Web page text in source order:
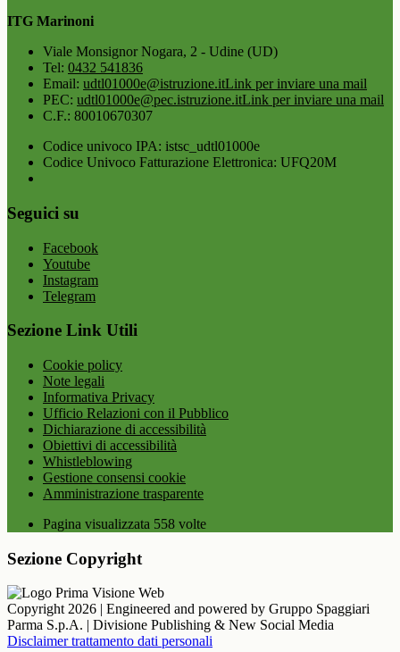
ITG Marinoni
Viale Monsignor Nogara, 2 - Udine (UD)
Tel: 0432 541836
Email: udtl01000e@istruzione.itLink per inviare una mail
PEC: udtl01000e@pec.istruzione.itLink per inviare una mail
C.F.: 80010670307
Codice univoco IPA: istsc_udtl01000e
Codice Univoco Fatturazione Elettronica: UFQ20M
Seguici su
Facebook
Youtube
Instagram
Telegram
Sezione Link Utili
Cookie policy
Note legali
Informativa Privacy
Ufficio Relazioni con il Pubblico
Dichiarazione di accessibilità
Obiettivi di accessibilità
Whistleblowing
Gestione consensi cookie
Amministrazione trasparente
Pagina visualizzata 558 volte
Sezione Copyright
Copyright 2026 | Engineered and powered by Gruppo Spaggiari
Parma S.p.A. | Divisione Publishing & New Social Media
Disclaimer trattamento dati personali